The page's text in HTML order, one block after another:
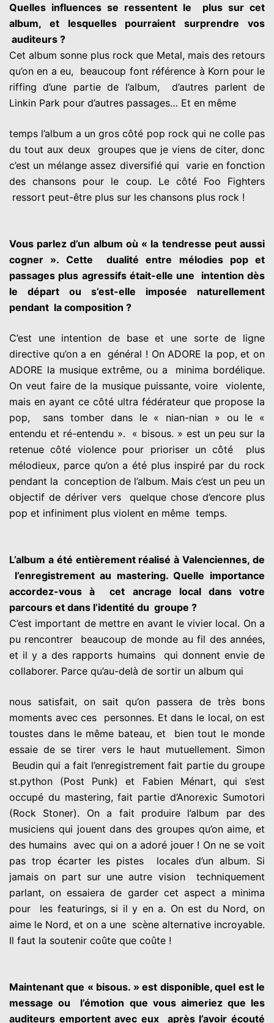
Quelles influences se ressentent le
plus sur cet
album, et lesquelles pourraient surprendre vos
auditeurs ?
Cet album sonne plus rock que Metal, mais des retours
qu’on en a eu,
beaucoup font référence à Korn pour le
riffing d’une partie de l’album,
d’autres parlent de
Linkin Park pour d’autres passages… Et en même
temps l’album a un gros côté pop rock qui ne colle pas
du tout aux deux
groupes que je viens de citer, donc
c’est un mélange assez diversifié qui
varie en fonction
des chansons pour le coup. Le côté Foo Fighters
ressort peut-être plus sur les chansons plus rock !
Vous parlez d’un album où « la tendresse peut aussi
cogner ». Cette
dualité entre mélodies pop et
passages plus agressifs était-elle une
intention dès
le départ ou s’est-elle imposée naturellement
pendant la composition ?
C’est une intention de base et une sorte de ligne
directive qu’on a en général ! On ADORE la pop, et on
ADORE la musique extrême, ou a
minima bordélique.
On veut faire de la musique puissante, voire
violente,
mais en ayant ce côté ultra fédérateur que propose la
pop,
sans tomber dans le « nian-nian » ou le «
entendu et ré-entendu ».
« bisous. » est un peu sur la
retenue côté violence pour prioriser un côté
plus
mélodieux, parce qu’on a été plus inspiré par du rock
pendant la conception de l’album. Mais c’est un peu un
objectif de dériver vers
quelque chose d’encore plus
pop et infiniment plus violent en même temps.
L’album a été entièrement réalisé à Valenciennes, de
l’enregistrement au mastering. Quelle importance
accordez-vous à
cet ancrage local dans votre
parcours et dans l’identité du groupe ?
C’est important de mettre en avant le vivier local. On a
pu rencontrer
beaucoup de monde au fil des années,
et il y a des rapports humains
qui donnent envie de
collaborer. Parce qu’au-delà de sortir un album qui
nous satisfait, on sait qu’on passera de très bons
moments avec ces
personnes. Et dans le local, on est
toustes dans le même bateau, et
bien tout le monde
essaie de se tirer vers le haut mutuellement. Simon
Beudin qui a fait l’enregistrement fait partie du groupe
st.python (Post Punk) et Fabien Ménart, qui s’est
occupé du mastering, fait partie d’Anorexic Sumotori
(Rock Stoner). On a fait produire l’album par des
musiciens qui jouent dans des groupes qu’on aime, et
des humains avec qui on a adoré jouer ! On ne se voit
pas trop écarter les pistes
locales d’un album. Si
jamais on part sur une autre vision
techniquement
parlant, on essaiera de garder cet aspect a minima
pour
les featurings, si il y en a. On est du Nord, on
aime le Nord, et on a une scène alternative incroyable.
Il faut la soutenir coûte que coûte !
Maintenant que « bisous. » est disponible, quel est le
message ou
l’émotion que vous aimeriez que les
auditeurs emportent avec eux
après l’avoir écouté